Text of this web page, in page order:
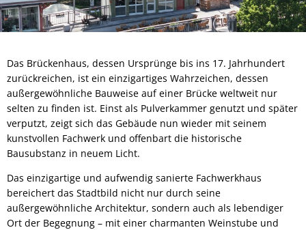
Das Brückenhaus, dessen Ursprünge bis ins 17. Jahrhundert
zurückreichen, ist ein einzigartiges Wahrzeichen, dessen
außergewöhnliche Bauweise auf einer Brücke weltweit nur
selten zu finden ist. Einst als Pulverkammer genutzt und später
verputzt, zeigt sich das Gebäude nun wieder mit seinem
kunstvollen Fachwerk und offenbart die historische
Bausubstanz in neuem Licht.
Das einzigartige und aufwendig sanierte Fachwerkhaus
bereichert das Stadtbild nicht nur durch seine
außergewöhnliche Architektur, sondern auch als lebendiger
Ort der Begegnung – mit einer charmanten Weinstube und